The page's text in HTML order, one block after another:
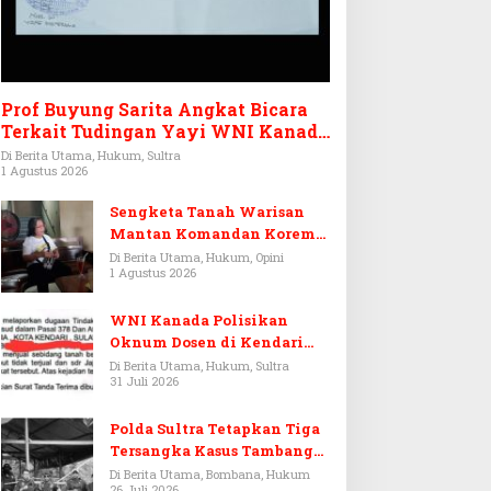
Prof Buyung Sarita Angkat Bicara
Terkait Tudingan Yayi WNI Kanada
Ditagih Utang Rp3,6 Miliar
Di Berita Utama, Hukum, Sultra
1 Agustus 2026
Sengketa Tanah Warisan
Mantan Komandan Korem
143/HO, Ketika Warisan
Menjadi Arena Pemerasan
Di Berita Utama, Hukum, Opini
1 Agustus 2026
WNI Kanada Polisikan
Oknum Dosen di Kendari
Terkait Aset Puluhan Miliar
Di Berita Utama, Hukum, Sultra
31 Juli 2026
Polda Sultra Tetapkan Tiga
Tersangka Kasus Tambang
Emas Ilegal di Bombana
Di Berita Utama, Bombana, Hukum